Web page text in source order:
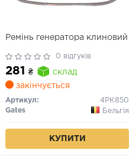
Ремінь генератора клиновий
0 відгуків
281 ₴
склад
закінчується
Артикул:
4PK850
Gates
Бельгія
КУПИТИ